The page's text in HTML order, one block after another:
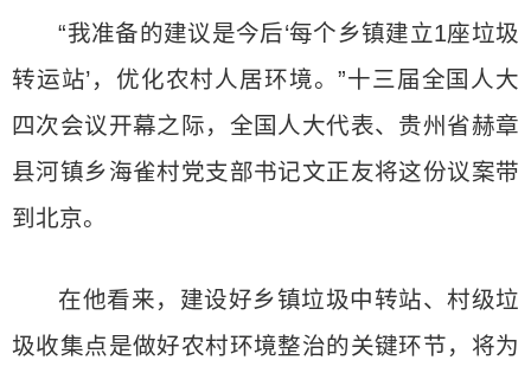
“我准备的建议是今后‘每个乡镇建立1座垃圾
转运站’，优化农村人居环境。”十三届全国人大
四次会议开幕之际，全国人大代表、贵州省赫章
县河镇乡海雀村党支部书记文正友将这份议案带
到北京。
在他看来，建设好乡镇垃圾中转站、村级垃
圾收集点是做好农村环境整治的关键环节，将为